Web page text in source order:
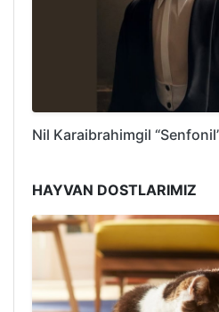
Nil Karaibrahimgil
HAYVAN DOSTLARIMIZ